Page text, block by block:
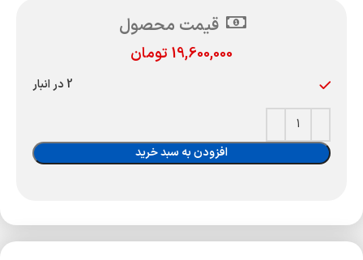
قیمت محصول
19,600,000 تومان
2 در انبار
افزودن به سبد خرید